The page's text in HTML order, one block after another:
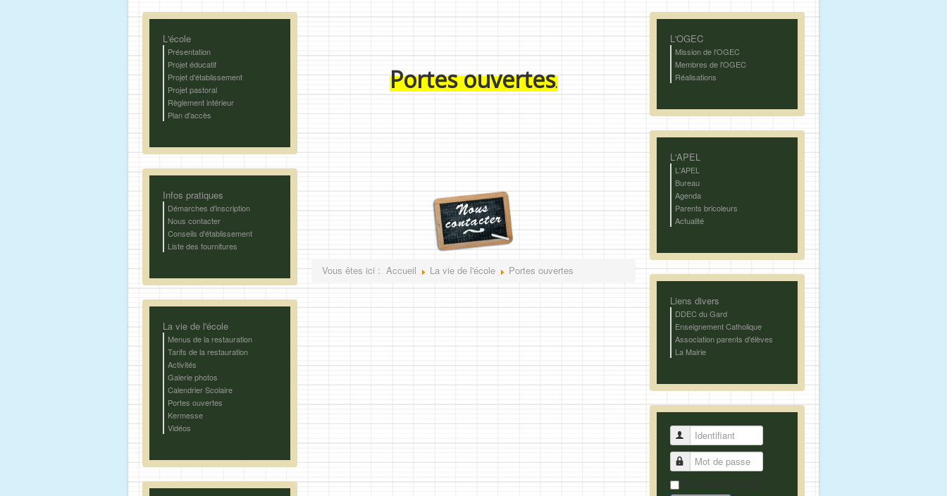
L'école
Présentation
Projet éducatif
Projet d'établissement
Projet pastoral
Règlement intérieur
Plan d'accès
Infos pratiques
Démarches d'inscription
Nous contacter
Conseils d'établissement
Liste des fournitures
La vie de l'école
Menus de la restauration
Tarifs de la restauration
Activités
Galerie photos
Calendrier Scolaire
Portes ouvertes
Kermesse
Vidéos
Portes ouvertes.
Vous êtes ici : Accueil La vie de l'école Portes ouvertes
L'OGEC
Mission de l'OGEC
Membres de l'OGEC
Réalisations
L'APEL
L'APEL
Bureau
Agenda
Parents bricoleurs
Actualité
Liens divers
DDEC du Gard
Enseignement Catholique
Association parents d'élèves
La Mairie
Identifiant
Mot de passe